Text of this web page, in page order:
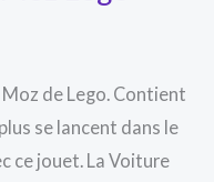
de Lego. Contient
se lancent dans le
ce jouet. La Voiture